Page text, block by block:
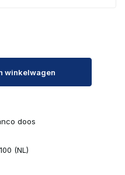
winkelwagen
doos
(NL)